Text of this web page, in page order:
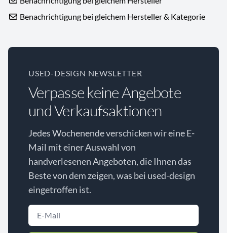
Benachrichtigung bei gleichem Hersteller & Kategorie
USED-DESIGN NEWSLETTER
Verpasse keine Angebote
und Verkaufsaktionen
Jedes Wochenende verschicken wir eine E-
Mail mit einer Auswahl von
handverlesenen Angeboten, die Ihnen das
Beste von dem zeigen, was bei used-design
eingetroffen ist.